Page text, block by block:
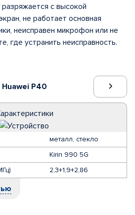
Huawei P40
металл, стекло
Kirin 990 5G
2,3+1,9+2,86
с высокой
не работает основная
неисправен микрофон или не
где устранить неисправность.